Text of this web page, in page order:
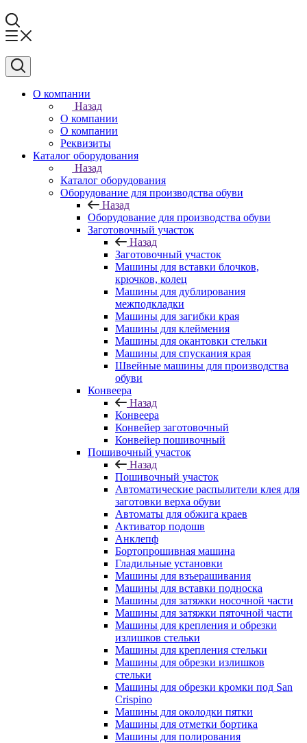
О компании
Назад
О компании
О компании
Реквизиты
Каталог оборудования
Назад
Каталог оборудования
Оборудование для производства обуви
Назад
Оборудование для производства обуви
Заготовочный участок
Назад
Заготовочный участок
Машины для вставки блочков,
крючков, колец
Машины для дублирования
межподкладки
Машины для загибки края
Машины для клеймения
Машины для окантовки стельки
Машины для спускания края
Швейные машины для производства
обуви
Конвеера
Назад
Конвеера
Конвейер заготовочный
Конвейер пошивочный
Пошивочный участок
Назад
Пошивочный участок
Автоматические распылители клея для
заготовки верха обуви
Автоматы для обжига краев
Активатор подошв
Анклепф
Бортопрошивная машина
Гладильные установки
Машины для взъерашивания
Машины для вставки подноска
Машины для затяжки носочной части
Машины для затяжки пяточной части
Машины для крепления и обрезки
излишков стельки
Машины для крепления стельки
Машины для обрезки излишков
стельки
Машины для обрезки кромки под San
Crispino
Машины для околодки пятки
Машины для отметки бортика
Машины для полирования